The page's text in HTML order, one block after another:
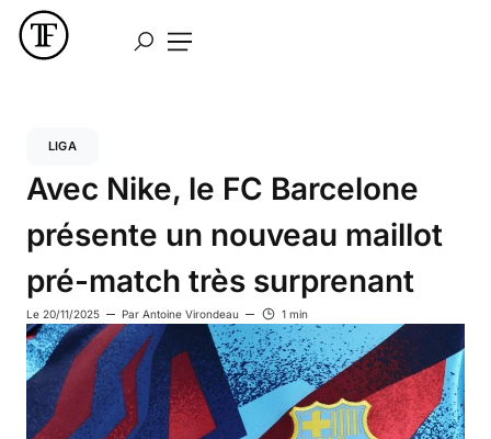
LIGA
Avec Nike, le FC Barcelone
présente un nouveau maillot
pré-match très surprenant
Le 20/11/2025 Par Antoine Virondeau 1 min